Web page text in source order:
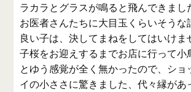
ラカラとグラスが鳴ると飛んできまし
お医者さんたちに大目玉くらいそうな
良い子は、決してまねをしてはいけま
子桜をお迎えするまでお店に行って小
とゆう感覚が全く無かったので、ショ
イの小ささに驚きました、代々縁があ